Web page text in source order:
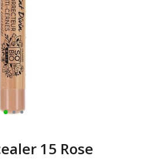
15 Rose